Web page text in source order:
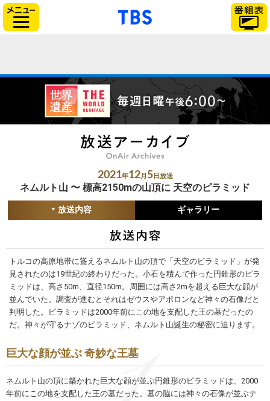
「TBSテレビ」トップ
2021年12月 5日放送
ネムルト山 〜 標高2150mの山頂に 天空のピラミッド
放送内容 ギャラリー
トルコの高原地帯に聳えるネムルト山の頂で「天空のピラミッド」が発
見されたのは19世紀の終わりだった。小石を積んで作った円錐形のピラ
ミッドは、高さ50m、直径150m。周囲には高さ2mを超える巨大な顔が
並んでいた。調査が進むとそれはゼウスやアポロンなど神々の石像だと
判明した。ピラミッドは2000年前にこの地を支配した王の墓だったの
だ。神々が守るナゾのピラミッド、ネムルト山誕生の秘密に迫ります。
巨大な顔が並ぶ 奇妙な王墓
ネムルト山の頂に築かれた巨大な顔が並ぶ円錐形のピラミッドは、2000
年前にこの地を支配した王の墓だった。墓の脇には神々の石像が並ぶテ